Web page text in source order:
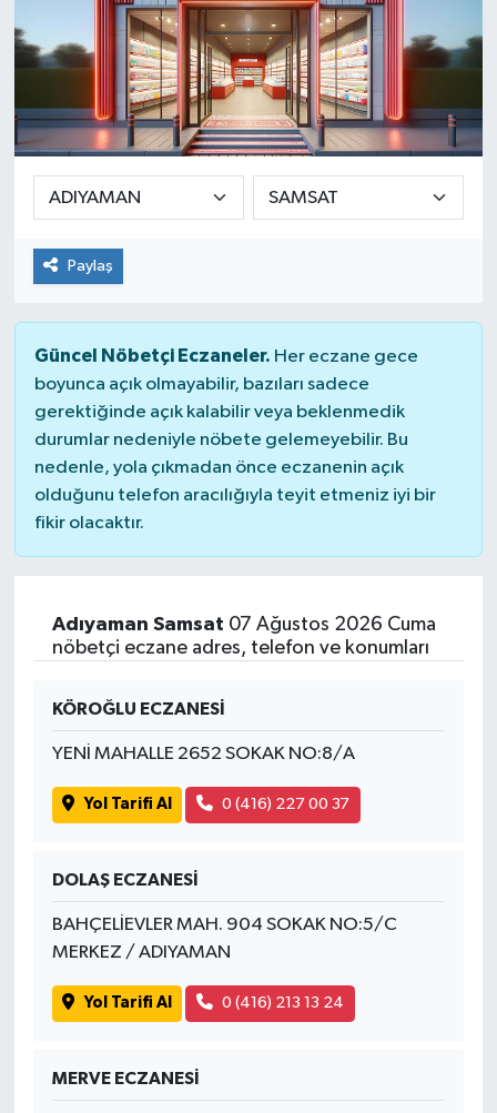
Paylaş
Güncel Nöbetçi Eczaneler. Her eczane gece
boyunca açık olmayabilir, bazıları sadece
gerektiğinde açık kalabilir veya beklenmedik
durumlar nedeniyle nöbete gelemeyebilir. Bu
nedenle, yola çıkmadan önce eczanenin açık
olduğunu telefon aracılığıyla teyit etmeniz iyi bir
fikir olacaktır.
Adıyaman Samsat 07 Ağustos 2026 Cuma
nöbetçi eczane adres, telefon ve konumları
KÖROĞLU ECZANESİ
YENİ MAHALLE 2652 SOKAK NO:8/A
Yol Tarifi Al 0 (416) 227 00 37
DOLAŞ ECZANESİ
BAHÇELİEVLER MAH. 904 SOKAK NO:5/C
MERKEZ / ADIYAMAN
Yol Tarifi Al 0 (416) 213 13 24
MERVE ECZANESİ